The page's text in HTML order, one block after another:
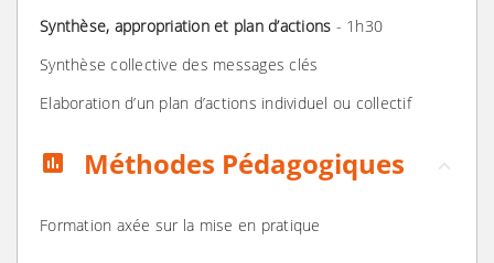
Synthèse, appropriation et plan d’actions - 1h30
Synthèse collective des messages clés
Elaboration d’un plan d’actions individuel ou collectif
assessment Méthodes Pédagogiques
Formation axée sur la mise en pratique